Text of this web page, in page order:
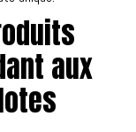
aux